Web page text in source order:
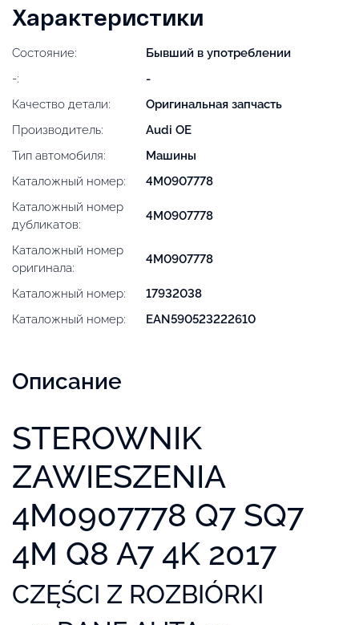
Характеристики
Состояние:
Бывший в употреблении
-:
-
Качество детали:
Оригинальная запчасть
Производитель:
Audi OE
Тип автомобиля:
Машины
Каталожный номер:
4M0907778
Каталожный номер
дубликатов:
4M0907778
Каталожный номер
оригинала:
4M0907778
Каталожный номер:
17932038
Каталожный номер:
EAN590523222610
Описание
STEROWNIK
ZAWIESZENIA
4M0907778 Q7 SQ7
4M Q8 A7 4K 2017
CZĘŚCI Z ROZBIÓRKI